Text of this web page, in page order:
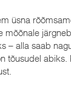
üsna
mõõnale
– alla saab
tõusudel